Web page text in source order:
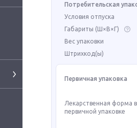
Потребительская
Условия отпуска
Габариты (Ш×В×Г)
Вес упаковки
Штрихкод(ы)
Первичная упаковка
Лекарственная форма
первичной упаковке